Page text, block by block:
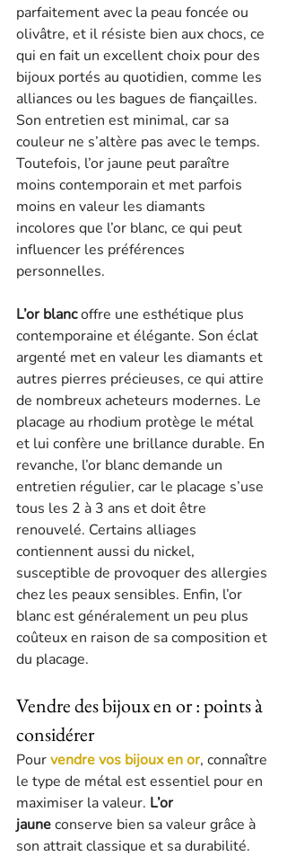
parfaitement avec la peau foncée ou
olivâtre, et il résiste bien aux chocs, ce
qui en fait un excellent choix pour des
bijoux portés au quotidien, comme les
alliances ou les bagues de fiançailles.
Son entretien est minimal, car sa
couleur ne s’altère pas avec le temps.
Toutefois, l’or jaune peut paraître
moins contemporain et met parfois
moins en valeur les diamants
incolores que l’or blanc, ce qui peut
influencer les préférences
personnelles.
L’or blanc offre une esthétique plus
contemporaine et élégante. Son éclat
argenté met en valeur les diamants et
autres pierres précieuses, ce qui attire
de nombreux acheteurs modernes. Le
placage au rhodium protège le métal
et lui confère une brillance durable. En
revanche, l’or blanc demande un
entretien régulier, car le placage s’use
tous les 2 à 3 ans et doit être
renouvelé. Certains alliages
contiennent aussi du nickel,
susceptible de provoquer des allergies
chez les peaux sensibles. Enfin, l’or
blanc est généralement un peu plus
coûteux en raison de sa composition et
du placage.
Vendre des bijoux en or : points à
considérer
Pour vendre vos bijoux en or, connaître
le type de métal est essentiel pour en
maximiser la valeur. L’or
jaune conserve bien sa valeur grâce à
son attrait classique et sa durabilité.